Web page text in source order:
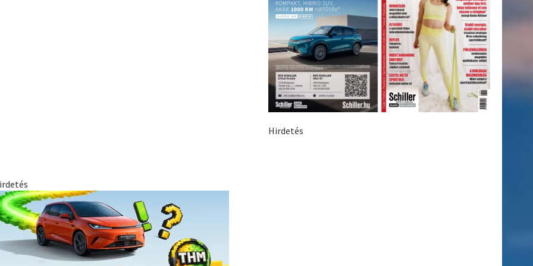
Hirdetés